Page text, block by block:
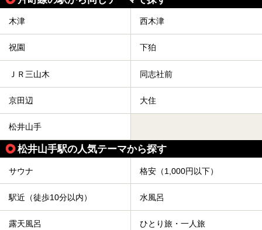
木津 西木津
祝園 下狛
ＪＲ三山木 同志社前
京田辺 大住
松井山手
松井山手駅の人気テーマから探す
サウナ 格安（1,000円以下）
駅近（徒歩10分以内） 水風呂
露天風呂 ひとり旅・一人旅